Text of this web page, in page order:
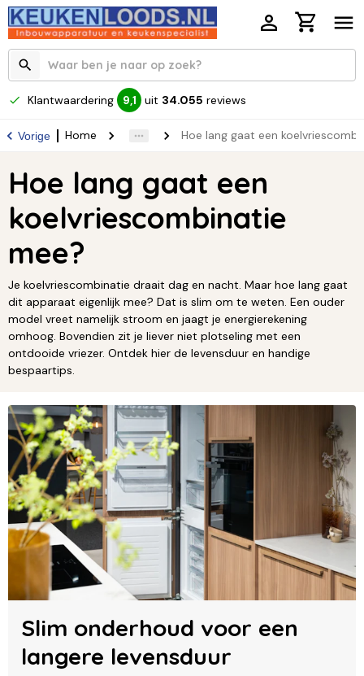
Klantwaardering 9,1 uit 34.055 reviews
Vorige Home Hoe lang gaat een
Hoe lang gaat een
koelvriescombinatie
mee?
Je koelvriescombinatie draait dag en nacht. Maar hoe lang gaat
dit apparaat eigenlijk mee? Dat is slim om te weten. Een ouder
model vreet namelijk stroom en jaagt je energierekening
omhoog. Bovendien zit je liever niet plotseling met een
ontdooide vriezer. Ontdek hier de levensduur en handige
bespaartips.
Slim onderhoud voor een
langere levensduur